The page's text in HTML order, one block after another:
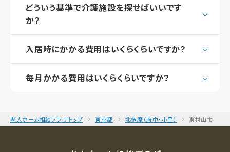
どういう基準で介護施設を探せばいいです
か？
入居時にかかる費用はいくらくらいですか？
毎月かかる費用はいくらくらいですか？
老人ホーム相談プラザトップ 東京都 北多摩（府中・小平） 東村山市